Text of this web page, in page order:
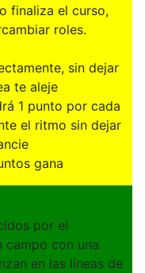
finaliza el curso,
roles.
sin dejar
te aleje
1 punto por cada
el ritmo sin dejar
gana
por el
campo con una
en las líneas de